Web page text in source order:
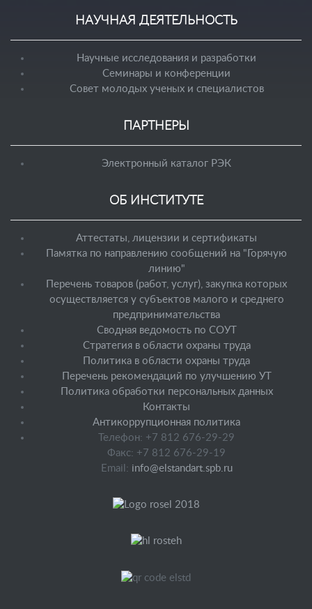
НАУЧНАЯ ДЕЯТЕЛЬНОСТЬ
Научные исследования и разработки
Семинары и конференции
Совет молодых ученых и специалистов
ПАРТНЕРЫ
Электронный каталог РЭК
ОБ ИНСТИТУТЕ
Аттестаты, лицензии и сертификаты
Памятка по направлению сообщений на "Горячую
линию"
Перечень товаров (работ, услуг), закупка которых
осуществляется у субъектов малого и среднего
предпринимательства
Сводная ведомость по СОУТ
Стратегия в области охраны труда
Политика в области охраны труда
Перечень рекомендаций по улучшению УТ
Политика обработки персональных данных
Контакты
Антикоррупционная политика
Телефон: +7 812 676-29-29
Факс: +7 812 676-29-19
Email: info@elstandart.spb.ru